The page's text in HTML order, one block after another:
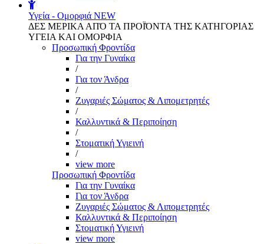
Υγεία - Ομορφιά NEW
ΔΕΣ ΜΕΡΙΚΑ ΑΠΌ ΤΑ ΠΡΟΪΌΝΤΑ ΤΗΣ ΚΑΤΗΓΟΡΙΑΣ
ΥΓΕΙΑ ΚΑΙ ΟΜΟΡΦΙΑ
Προσωπική Φροντίδα
Για την Γυναίκα
/
Για τον Άνδρα
/
Ζυγαριές Σώματος & Λιπομετρητές
/
Καλλυντικά & Περιποίηση
/
Στοματική Υγιεινή
/
view more
Προσωπική Φροντίδα
Για την Γυναίκα
Για τον Άνδρα
Ζυγαριές Σώματος & Λιπομετρητές
Καλλυντικά & Περιποίηση
Στοματική Υγιεινή
view more